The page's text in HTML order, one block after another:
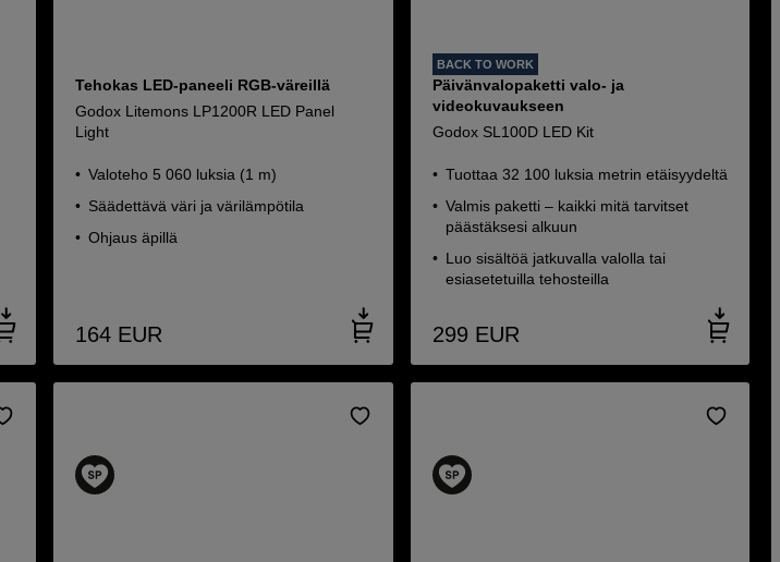
Tehokas LED-paneeli RGB-väreillä
Godox Litemons LP1200R LED Panel
Light
Valoteho 5 060 luksia (1 m)
Säädettävä väri ja värilämpötila
Ohjaus äpillä
164 EUR
BACK TO WORK
Päivänvalopaketti valo- ja
videokuvaukseen
Godox SL100D LED Kit
Tuottaa 32 100 luksia metrin etäisyydeltä
Valmis paketti – kaikki mitä tarvitset
päästäksesi alkuun
Luo sisältöä jatkuvalla valolla tai
esiasetetuilla tehosteilla
299 EUR